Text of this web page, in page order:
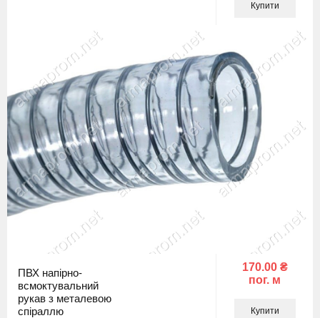
Купити
ПВХ напірно-
всмоктувальний
рукав з металевою
спіраллю
170.00 ₴
пог. м
Купити